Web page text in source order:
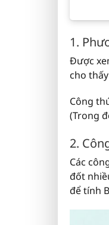
1.
Được
cho
Công
(Trong
2.
Các
đốt
để tính